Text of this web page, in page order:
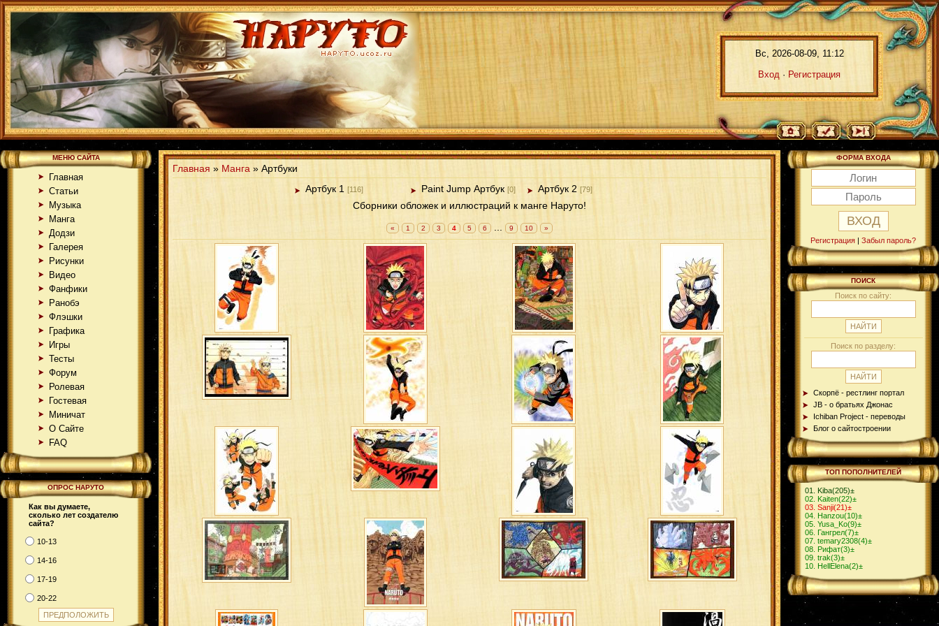
Вс, 2026-08-09, 11:12
Вход · Регистрация
МЕНЮ САЙТА
Главная
Статьи
Музыка
Манга
Додзи
Галерея
Рисунки
Видео
Фанфики
Ранобэ
Флэшки
Графика
Игры
Тесты
Форум
Ролевая
Гостевая
Миничат
О Сайте
FAQ
ОПРОС НАРУТО
Как вы думаете,
сколько лет создателю
сайта?
10-13
14-16
17-19
20-22
Главная » Манга » Артбуки
Артбук 1 [116] Paint Jump Артбук [0] Артбук 2 [79]
Сборники обложек и иллюстраций к манге Наруто!
« 1 2 3 4 5 6 ... 9 10 »
ФОРМА ВХОДА
Регистрация | Забыл пароль?
ПОИСК
Поиск по сайту:
Поиск по разделу:
Скорпё - рестлинг портал
JB - о братьях Джонас
Ichiban Project - переводы
Блог о сайтостроении
ТОП ПОПОЛНИТЕЛЕЙ
Kiba(205)±
Kaiten(22)±
Sanji(21)±
Hanzou(10)±
Yusa_Ko(9)±
Гангрел(7)±
temary2308(4)±
Рифат(3)±
trak(3)±
HellElena(2)±